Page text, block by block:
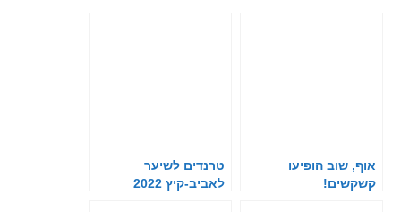
אוף, שוב הופיעו
קשקשים!
טרנדים לשיער
לאביב-קיץ 2022